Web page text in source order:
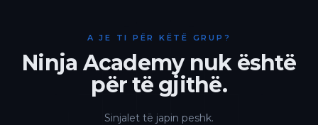
A JE TI PËR KËTË GRUP?
Ninja Academy nuk është
për të gjithë.
Sinjalet të japin peshk.